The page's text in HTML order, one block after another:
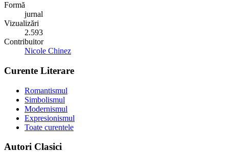
Formă
jurnal
Vizualizări
2.593
Contribuitor
Nicole Chinez
Curente Literare
Romantismul
Simbolismul
Modernismul
Expresionismul
Toate curentele
Autori Clasici